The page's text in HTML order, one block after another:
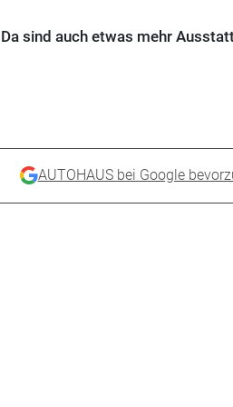
sind auch etwas mehr
AUTOHAUS bei Google